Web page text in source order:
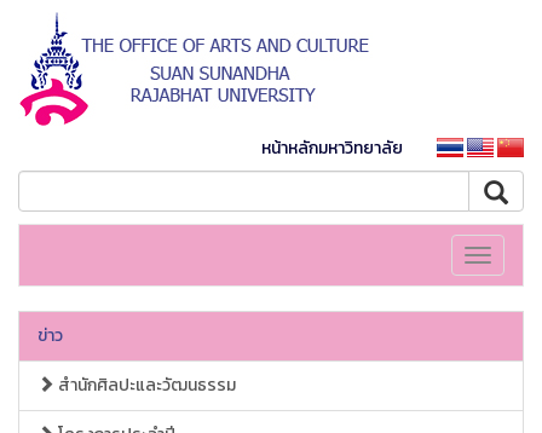
หน้าหลักมหาวิทยาลัย
Toggle
ข่าว
สำนักศิลปะและวัฒนธรรม